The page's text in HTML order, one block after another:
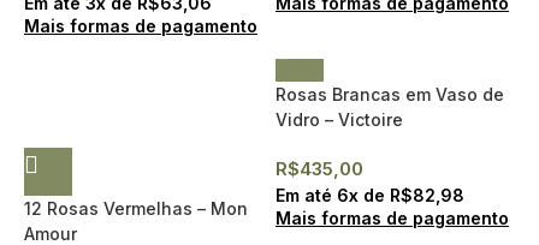
Mais formas de pagamento
12 Rosas Vermelhas – Mon
Amour
Rosas Brancas em Vaso de
Vidro – Victoire
R$435,00
Em até 6x de R$82,98
Mais formas de pagamento